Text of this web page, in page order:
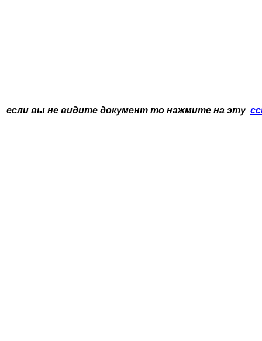
если вы не видите документ то нажмите на эту